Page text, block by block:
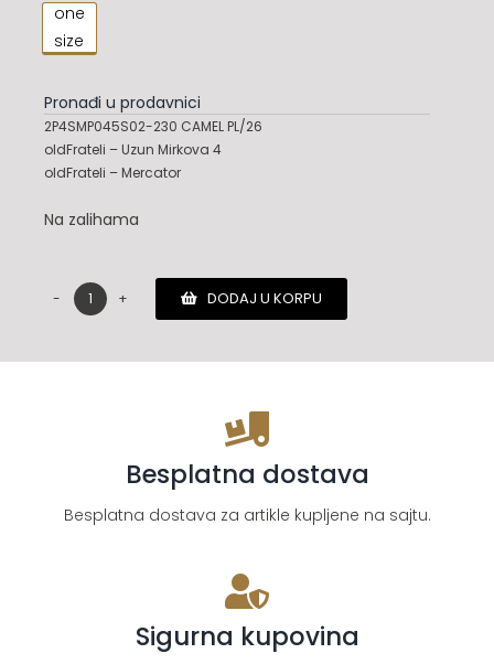
one
size
Pronađi u prodavnici
2P4SMP045S02-230 CAMEL PL/26
oldFrateli – Uzun Mirkova 4
oldFrateli – Mercator
Na zalihama
Marc
DODAJ U KORPU
Besplatna dostava
Besplatna dostava za artikle kupljene na sajtu.
Sigurna kupovina